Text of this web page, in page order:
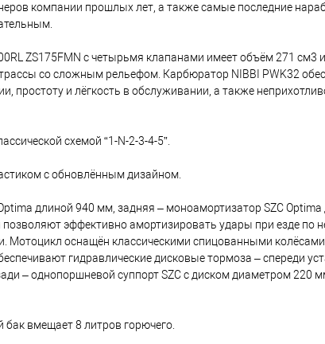
компании прошлых лет, а также самые последние
ZS175FMN с четырьмя клапанами имеет объём 271 см3
со сложным рельефом. Карбюратор NIBBI PWK32
простоту и лёгкость в обслуживании, а также
схемой “1-N-2-3-4-5”.
с обновлённым дизайном.
длиной 940 мм, задняя – моноамортизатор SZC
эффективно амортизировать удары при езде по
оснащён классическими спицованными
гидравлические дисковые тормоза – спереди
– однопоршневой суппорт SZC с диском диаметром 220
бак вмещает 8 литров горючего.